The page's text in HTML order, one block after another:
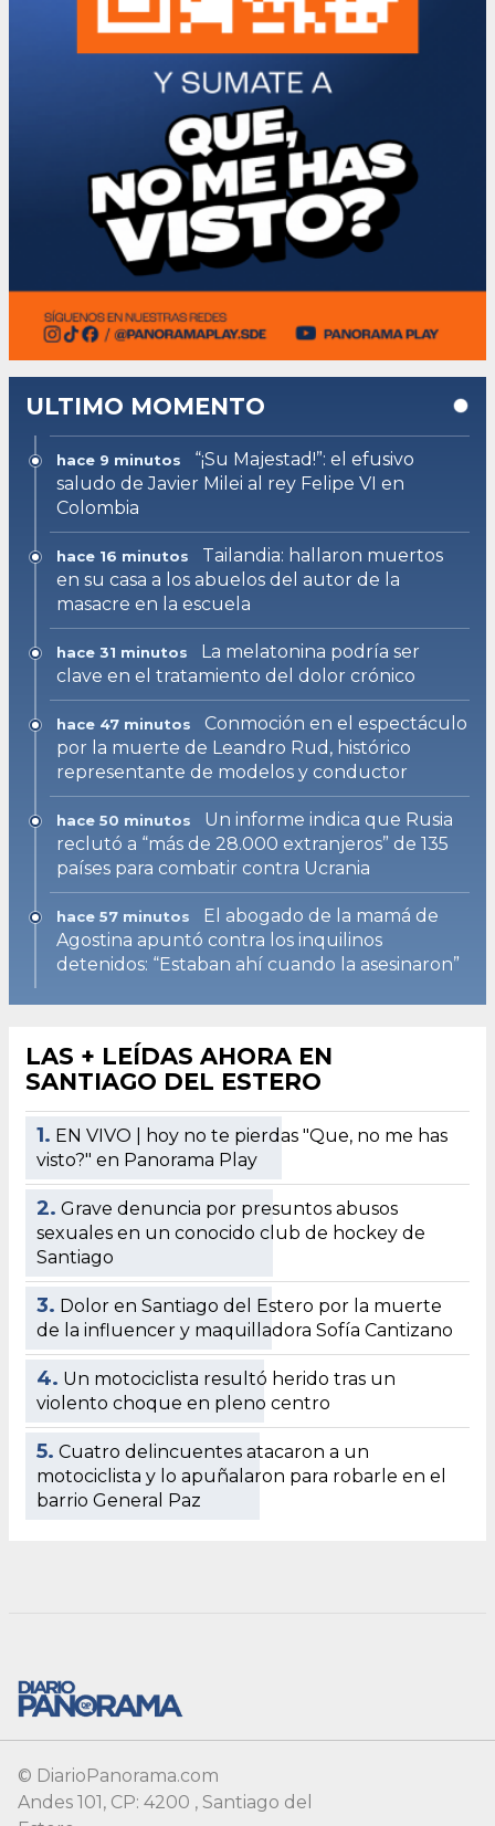
ULTIMO MOMENTO
hace 9 minutos
“¡Su Majestad!”: el efusivo
saludo de Javier Milei al rey Felipe VI en
Colombia
hace 16 minutos
Tailandia: hallaron muertos
en su casa a los abuelos del autor de la
masacre en la escuela
hace 31 minutos
La melatonina podría ser
clave en el tratamiento del dolor crónico
hace 47 minutos
Conmoción en el espectáculo
por la muerte de Leandro Rud, histórico
representante de modelos y conductor
hace 50 minutos
Un informe indica que Rusia
reclutó a “más de 28.000 extranjeros” de 135
países para combatir contra Ucrania
hace 57 minutos
El abogado de la mamá de
Agostina apuntó contra los inquilinos
detenidos: “Estaban ahí cuando la asesinaron”
LAS + LEÍDAS AHORA EN
SANTIAGO DEL ESTERO
1. EN VIVO | hoy no te pierdas "Que, no me has
visto?" en Panorama Play
2. Grave denuncia por presuntos abusos
sexuales en un conocido club de hockey de
Santiago
3. Dolor en Santiago del Estero por la muerte
de la influencer y maquilladora Sofía Cantizano
4. Un motociclista resultó herido tras un
violento choque en pleno centro
5. Cuatro delincuentes atacaron a un
motociclista y lo apuñalaron para robarle en el
barrio General Paz
© DiarioPanorama.com
Andes 101, CP: 4200 , Santiago del